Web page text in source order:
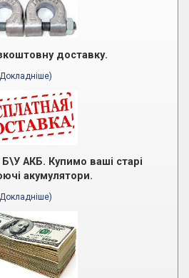
доставку.
АКБ. Купимо ваші старі
акумулятори.